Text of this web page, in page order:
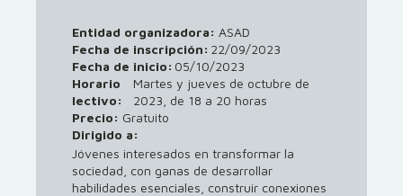
Entidad organizadora: ASAD
Fecha de inscripción: 22/09/2023
Fecha de inicio: 05/10/2023
Horario
lectivo:
Martes y jueves de octubre de
2023, de 18 a 20 horas
Precio: Gratuito
Dirigido a:
Jóvenes interesados en transformar la
sociedad, con ganas de desarrollar
habilidades esenciales, construir conexiones